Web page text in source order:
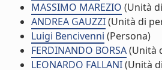
MASSIMO MAREZIO (Unità
ANDREA GAUZZI(Unità di
Luigi Bencivenni (Persona)
FERDINANDO BORSA(Unità
LEONARDO FALLANI(Unità